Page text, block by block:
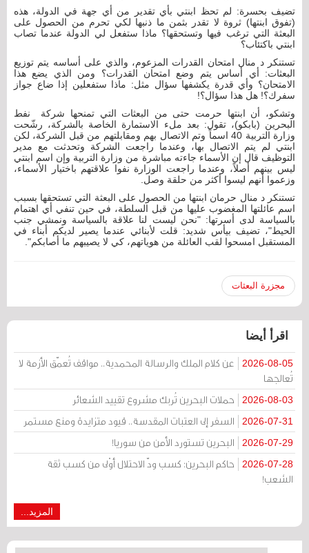
تضيف بحسرة: لم تحظ ابنتي بأي تقدير من أي جهة في الدولة، هذه
(تفوق ابنتها) ثروة لا تقدر بثمن ما ذنبها لكي تحرم من الحصول على
البعثة التي ترغب فيها وتستحقها؟ ماذا ستفعل لي الدولة عندما تصاب
ابنتي باكتئاب؟
تستنكر د منال امتحان القدرات المزعوم، والذي على أساسه يتم توزيع
البعثات: أي أساس يتم وضع امتحان القدرات؟ ومن الذي يضع هذا
الامتحان؟ وأي قدرة يكشفها سؤال مثل: ماذا ستفعلين إذا ضاع جواز
سفرك؟! هل هذا سؤال؟!
وتشكو، أن ابنتها حرمت حتى من البعثات التي تمنحها شركة نفط
البحرين (بابكو)، تقول: بعد ملء الاستمارة الخاصة بالشركة، رشّحت
وزارة التربية 40 اسماً وتم الاتصال بهم ومقابلتهم من قبل الشركة، لكن
ابنتي لم يتم الاتصال بها، وعندما راجعت الشركة وتحدثت مع مدير
التوظيف قال إن الأسماء جاءته مباشرة من وزارة التربية وإن اسم ابنتي
ليس بينهم أصلاً، وعندما راجعت الوزارة نفوا علاقتهم باختيار الأسماء،
وزعموا أنهم ليسوا أكثر من حلقة وصل.
تستنكر د منال حرمان ابنتها من الحصول على البعثة التي تستحقها بسبب
اسم عائلتها المغضوب عليها من قبل السلطة، في حين تنفي أي اهتمام
بالسياسة لدى أسرتها: "نحن ليست لنا علاقة بالسياسة ونمشي جنب
الحيط"، تضيف بيأس شديد: قلت لأبنائي عندما يصير لديكم أبناء في
المستقبل امسحوا لقب العائلة من هوياتهم، كي لا يصيبهم ما أصابكم".
مجزرة البعثات
اقرأ أيضا
2026-08-05
عن كلام الملك والرسالة المحمدية.. مواقف تُعمّق الأزمة لا
تُعالجها
2026-08-03 حملات البحرين تُربك مشروع تقييد الشعائر
2026-07-31 السفر إلى العتبات المقدسة.. قيود متزايدة ومنع مستمر
2026-07-29 البحرين تستورد الأمن من سوريا!
2026-07-28
حاكم البحرين: كسب ودّ الاحتلال أوْلى من كسب ثقة
الشعب!
المزيد...